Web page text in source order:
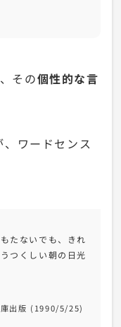
その個性的な言
ワードセンス
たないでも、きれ
つくしい朝の日光
庫出版 (1990/5/25)